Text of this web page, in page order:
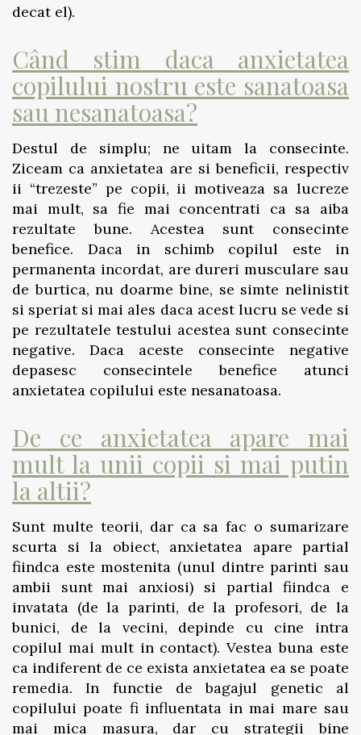
decat el).
Când stim daca anxietatea
copilului nostru este sanatoasa
sau nesanatoasa?
Destul de simplu; ne uitam la consecinte.
Ziceam ca anxietatea are si beneficii, respectiv
ii “trezeste” pe copii, ii motiveaza sa lucreze
mai mult, sa fie mai concentrati ca sa aiba
rezultate bune. Acestea sunt consecinte
benefice. Daca in schimb copilul este in
permanenta incordat, are dureri musculare sau
de burtica, nu doarme bine, se simte nelinistit
si speriat si mai ales daca acest lucru se vede si
pe rezultatele testului acestea sunt consecinte
negative. Daca aceste consecinte negative
depasesc consecintele benefice atunci
anxietatea copilului este nesanatoasa.
De ce anxietatea apare mai
mult la unii copii si mai putin
la altii?
Sunt multe teorii, dar ca sa fac o sumarizare
scurta si la obiect, anxietatea apare partial
fiindca este mostenita (unul dintre parinti sau
ambii sunt mai anxiosi) si partial fiindca e
invatata (de la parinti, de la profesori, de la
bunici, de la vecini, depinde cu cine intra
copilul mai mult in contact). Vestea buna este
ca indiferent de ce exista anxietatea ea se poate
remedia. In functie de bagajul genetic al
copilului poate fi influentata in mai mare sau
mai mica masura, dar cu strategii bine